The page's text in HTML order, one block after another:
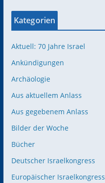
Kategorien
Aktuell: 70 Jahre Israel
Ankündigungen
Archäologie
Aus aktuellem Anlass
Aus gegebenem Anlass
Bilder der Woche
Bücher
Deutscher Israelkongress
Europäischer Israelkongress